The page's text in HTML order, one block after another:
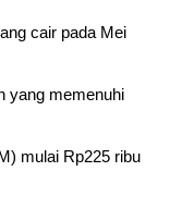
cair pada Mei
yang memenuhi
mulai Rp225 ribu